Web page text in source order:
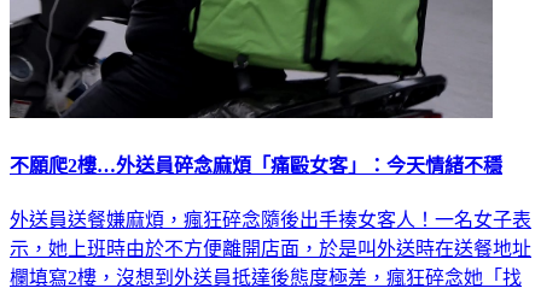
不願爬2樓…外送員碎念麻煩「痛毆女客」：今天情緒不穩
外送員送餐嫌麻煩，瘋狂碎念隨後出手揍女客人！一名女子表
示，她上班時由於不方便離開店面，於是叫外送時在送餐地址
欄填寫2樓，沒想到外送員抵達後態度極差，瘋狂碎念她「找